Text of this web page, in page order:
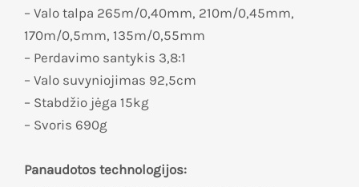
– Valo talpa 265m/0,40mm, 210m/0,45mm,
170m/0,5mm, 135m/0,55mm
– Perdavimo santykis 3,8:1
– Valo suvyniojimas 92,5cm
– Stabdžio jėga 15kg
– Svoris 690g
Panaudotos technologijos: